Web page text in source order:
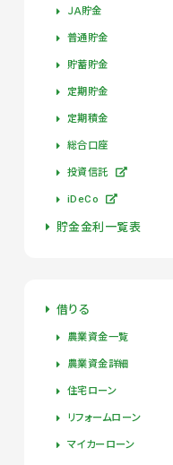
ＪＡ貯金
普通貯金
貯蓄貯金
定期貯金
定期積金
総合口座
投資信託
iDeCo
貯金金利一覧表
借りる
農業資金一覧
農業資金詳細
住宅ローン
リフォームローン
マイカーローン